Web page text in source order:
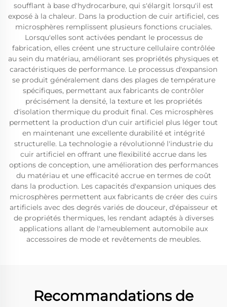
soufflant à base d'hydrocarbure, qui s'élargit lorsqu'il est
exposé à la chaleur. Dans la production de cuir artificiel, ces
microsphères remplissent plusieurs fonctions cruciales.
Lorsqu'elles sont activées pendant le processus de
fabrication, elles créent une structure cellulaire contrôlée
au sein du matériau, améliorant ses propriétés physiques et
caractéristiques de performance. Le processus d'expansion
se produit généralement dans des plages de température
spécifiques, permettant aux fabricants de contrôler
précisément la densité, la texture et les propriétés
d'isolation thermique du produit final. Ces microsphères
permettent la production d'un cuir artificiel plus léger tout
en maintenant une excellente durabilité et intégrité
structurelle. La technologie a révolutionné l'industrie du
cuir artificiel en offrant une flexibilité accrue dans les
options de conception, une amélioration des performances
du matériau et une efficacité accrue en termes de coût
dans la production. Les capacités d'expansion uniques des
microsphères permettent aux fabricants de créer des cuirs
artificiels avec des degrés variés de douceur, d'épaisseur et
de propriétés thermiques, les rendant adaptés à diverses
applications allant de l'ameublement automobile aux
accessoires de mode et revêtements de meubles.
Recommandations de